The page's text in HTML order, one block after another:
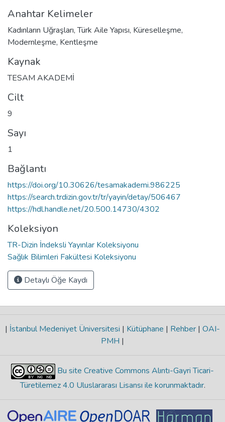
Anahtar Kelimeler
Kadınların Uğraşları,Türk Aile Yapısı, Küreselleşme,
Modernleşme, Kentleşme
Kaynak
TESAM AKADEMİ
Cilt
9
Sayı
1
Bağlantı
https://doi.org/10.30626/tesamakademi.986225
https://search.trdizin.gov.tr/tr/yayin/detay/506467
https://hdl.handle.net/20.500.14730/4302
Koleksiyon
TR-Dizin İndeksli Yayınlar Koleksiyonu
Sağlık Bilimleri Fakültesi Koleksiyonu
Detaylı Öğe Kaydı
| İstanbul Medeniyet Üniversitesi | Kütüphane | Rehber | OAI-
PMH |
Bu site Creative Commons Alıntı-Gayri Ticari-
Türetilemez 4.0 Uluslararası Lisansı ile korunmaktadır.